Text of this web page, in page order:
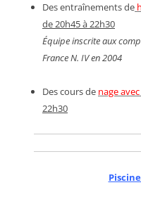
Des entraînements de
de 20h45 à 22h30
Équipe inscrite aux
France N. IV en 2004
Des cours de nage
22h30